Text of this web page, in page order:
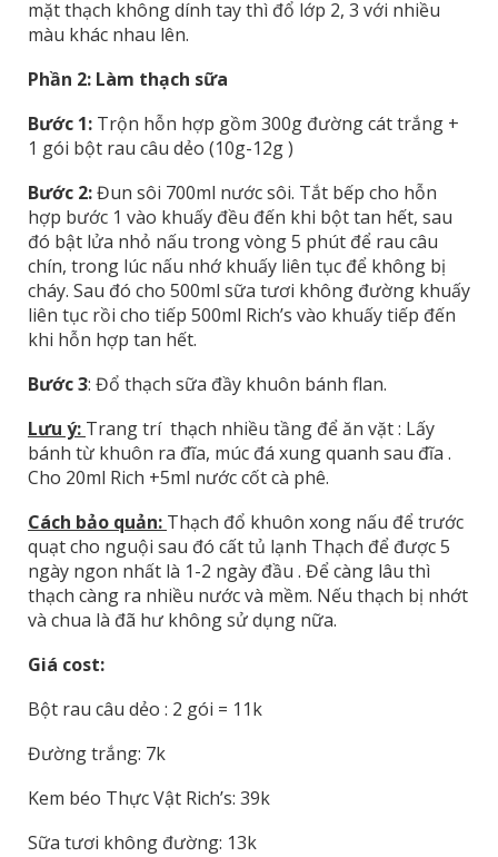
mặt thạch không dính tay thì đổ lớp 2, 3 với nhiều
màu khác nhau lên.
Phần 2: Làm thạch sữa
Bước 1: Trộn hỗn hợp gồm 300g đường cát trắng +
1 gói bột rau câu dẻo (10g-12g )
Bước 2:Đun sôi 700ml nước sôi. Tắt bếp cho hỗn
hợp bước 1 vào khuấy đều đến khi bột tan hết, sau
đó bật lửa nhỏ nấu trong vòng 5 phút để rau câu
chín, trong lúc nấu nhớ khuấy liên tục để không bị
cháy. Sau đó cho 500ml sữa tươi không đường khuấy
liên tục rồi cho tiếp 500ml Rich’s vào khuấy tiếp đến
khi hỗn hợp tan hết.
Bước 3: Đổ thạch sữa đầy khuôn bánh flan.
Lưu ý: Trang trí thạch nhiều tầng để ăn vặt : Lấy
bánh từ khuôn ra đĩa, múc đá xung quanh sau đĩa .
Cho 20ml Rich +5ml nước cốt cà phê.
Cách bảo quản: Thạch đổ khuôn xong nấu để trước
quạt cho nguội sau đó cất tủ lạnh Thạch để được 5
ngày ngon nhất là 1-2 ngày đầu . Để càng lâu thì
thạch càng ra nhiều nước và mềm. Nếu thạch bị nhớt
và chua là đã hư không sử dụng nữa.
Giá cost:
Bột rau câu dẻo : 2 gói = 11k
Đường trắng: 7k
Kem béo Thực Vật Rich’s: 39k
Sữa tươi không đường: 13k